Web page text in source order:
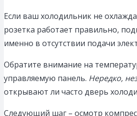
Если ваш холодильник не
розетка работает правильно,
именно в отсутствии подачи
Обратите внимание на
управляемую панель. Нередко,
открывают ли часто дверь
Следующий шаг – осмотр